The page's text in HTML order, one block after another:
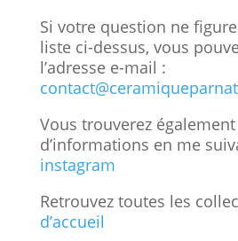
Si votre question ne
liste ci-dessus, vous
l’adresse e-mail :
Vous trouverez
d’informations en me
instagram
Retrouvez toutes les
d’accueil